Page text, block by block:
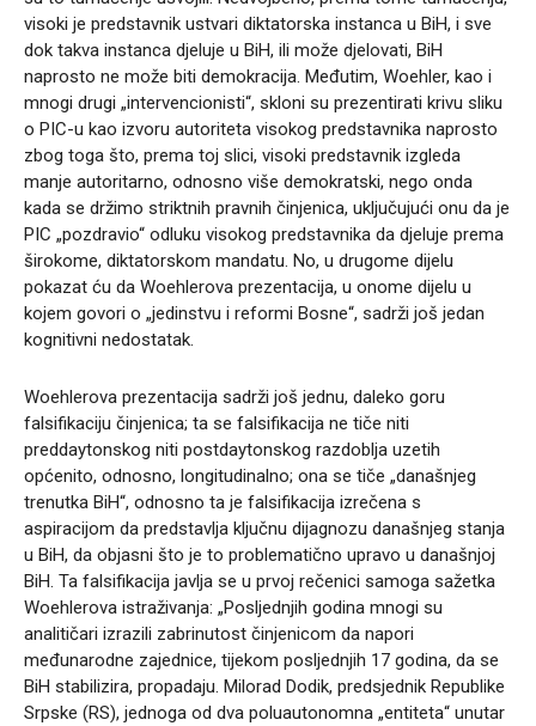
visoki je predstavnik ustvari diktatorska instanca u BiH, i sve
dok takva instanca djeluje u BiH, ili može djelovati, BiH
naprosto ne može biti demokracija. Međutim, Woehler, kao i
mnogi drugi „intervencionisti“, skloni su prezentirati krivu sliku
o PIC-u kao izvoru autoriteta visokog predstavnika naprosto
zbog toga što, prema toj slici, visoki predstavnik izgleda
manje autoritarno, odnosno više demokratski, nego onda
kada se držimo striktnih pravnih činjenica, uključujući onu da je
PIC „pozdravio“ odluku visokog predstavnika da djeluje prema
širokome, diktatorskom mandatu. No, u drugome dijelu
pokazat ću da Woehlerova prezentacija, u onome dijelu u
kojem govori o „jedinstvu i reformi Bosne“, sadrži još jedan
kognitivni nedostatak.
Woehlerova prezentacija sadrži još jednu, daleko goru
falsifikaciju činjenica; ta se falsifikacija ne tiče niti
preddaytonskog niti postdaytonskog razdoblja uzetih
općenito, odnosno, longitudinalno; ona se tiče „današnjeg
trenutka BiH“, odnosno ta je falsifikacija izrečena s
aspiracijom da predstavlja ključnu dijagnozu današnjeg stanja
u BiH, da objasni što je to problematično upravo u današnjoj
BiH. Ta falsifikacija javlja se u prvoj rečenici samoga sažetka
Woehlerova istraživanja: „Posljednjih godina mnogi su
analitičari izrazili zabrinutost činjenicom da napori
međunarodne zajednice, tijekom posljednjih 17 godina, da se
BiH stabilizira, propadaju. Milorad Dodik, predsjednik Republike
Srpske (RS), jednoga od dva poluautonomna „entiteta“ unutar